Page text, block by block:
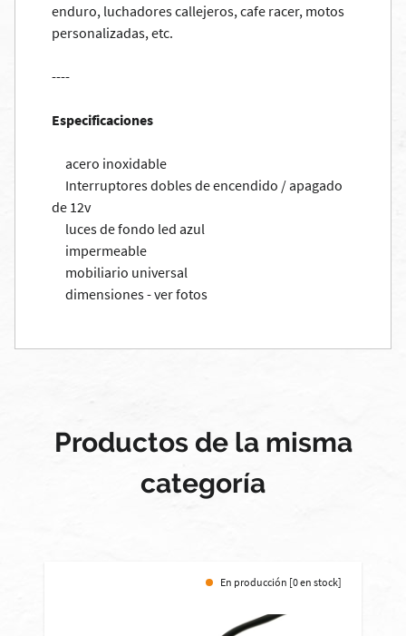
enduro, luchadores callejeros, cafe racer, motos
personalizadas, etc.
----
Especificaciones
acero inoxidable
Interruptores dobles de encendido / apagado
de 12v
luces de fondo led azul
impermeable
mobiliario universal
dimensiones - ver fotos
Productos de la misma
categoría
En producción [0 en stock]